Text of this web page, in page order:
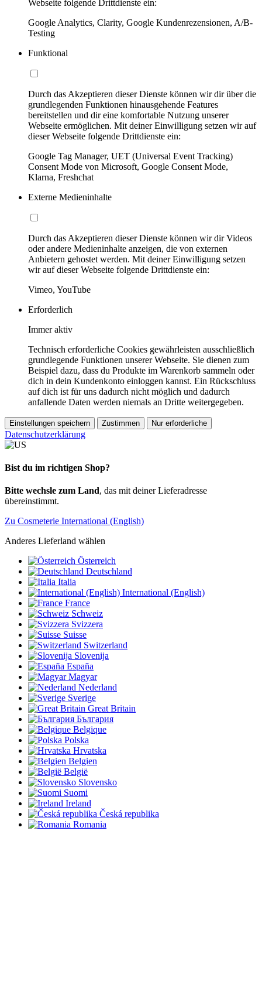
Webseite folgende Drittdienste ein:
Google Analytics, Clarity, Google Kundenrezensionen, A/B-
Testing
Funktional
Durch das Akzeptieren dieser Dienste können wir dir über die
grundlegenden Funktionen hinausgehende Features
bereitstellen und dir eine komfortable Nutzung unserer
Webseite ermöglichen. Mit deiner Einwilligung setzen wir auf
dieser Webseite folgende Drittdienste ein:
Google Tag Manager, UET (Universal Event Tracking)
Consent Mode von Microsoft, Google Consent Mode,
Klarna, Freshchat
Externe Medieninhalte
Durch das Akzeptieren dieser Dienste können wir dir Videos
oder andere Medieninhalte anzeigen, die von externen
Anbietern gehostet werden. Mit deiner Einwilligung setzen
wir auf dieser Webseite folgende Drittdienste ein:
Vimeo, YouTube
Erforderlich
Immer aktiv
Technisch erforderliche Cookies gewährleisten ausschließlich
grundlegende Funktionen unserer Webseite. Sie dienen zum
Beispiel dazu, dass du Produkte im Warenkorb sammeln oder
dich in dein Kundenkonto einloggen kannst. Ein Rückschluss
auf dich ist für uns dadurch nicht möglich und dadurch
anfallende Daten werden niemals an Dritte weitergegeben.
Einstellungen speichern Zustimmen Nur erforderliche
Datenschutzerklärung
Bist du im richtigen Shop?
Bitte wechsle zum Land, das mit deiner Lieferadresse
übereinstimmt.
Zu Cosmeterie International (English)
Anderes Lieferland wählen
Österreich
Deutschland
Italia
International (English)
France
Schweiz
Svizzera
Suisse
Switzerland
Slovenija
España
Magyar
Nederland
Sverige
Great Britain
България
Belgique
Polska
Hrvatska
Belgien
België
Slovensko
Suomi
Ireland
Česká republika
Romania